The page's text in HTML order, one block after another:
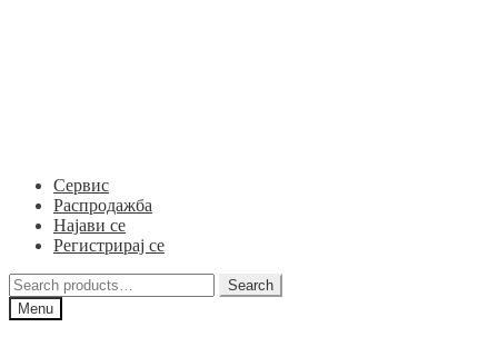
Сервис
Распродажба
Најави се
Регистрирај се
Search
for:
Search
Menu